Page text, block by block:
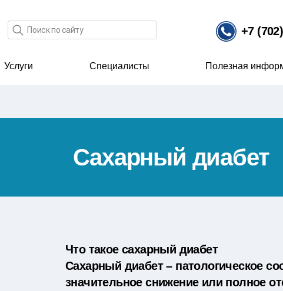
Поле поиска +7
Услуги Специалисты Полезная
Сахарный диабет
Что такое сахарный диабет
Сахарный диабет – патологическое
значительное снижение или полное